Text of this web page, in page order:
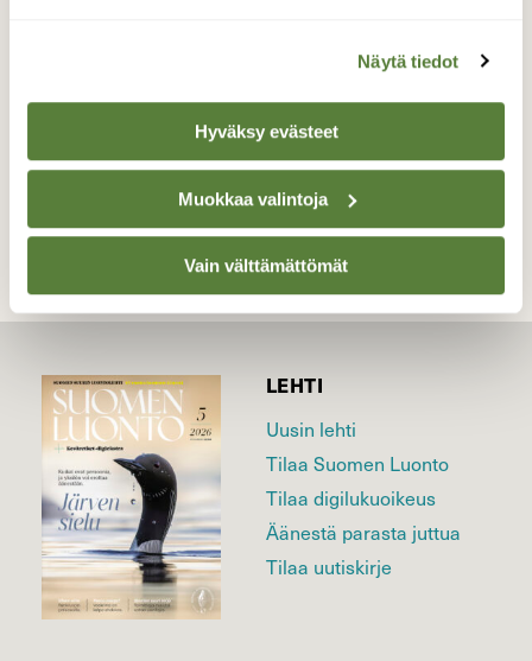
Näytä tiedot
Hyväksy evästeet
Muokkaa valintoja
Vain välttämättömät
Pappilanniemi 3.2.2020
TAKAISIN LISTAAN
LEHTI
Uusin lehti
Tilaa Suomen Luonto
Tilaa digilukuoikeus
Äänestä parasta juttua
Tilaa uutiskirje